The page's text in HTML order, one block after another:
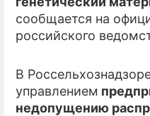
сообщается на
российского
В
управлением
недопущению